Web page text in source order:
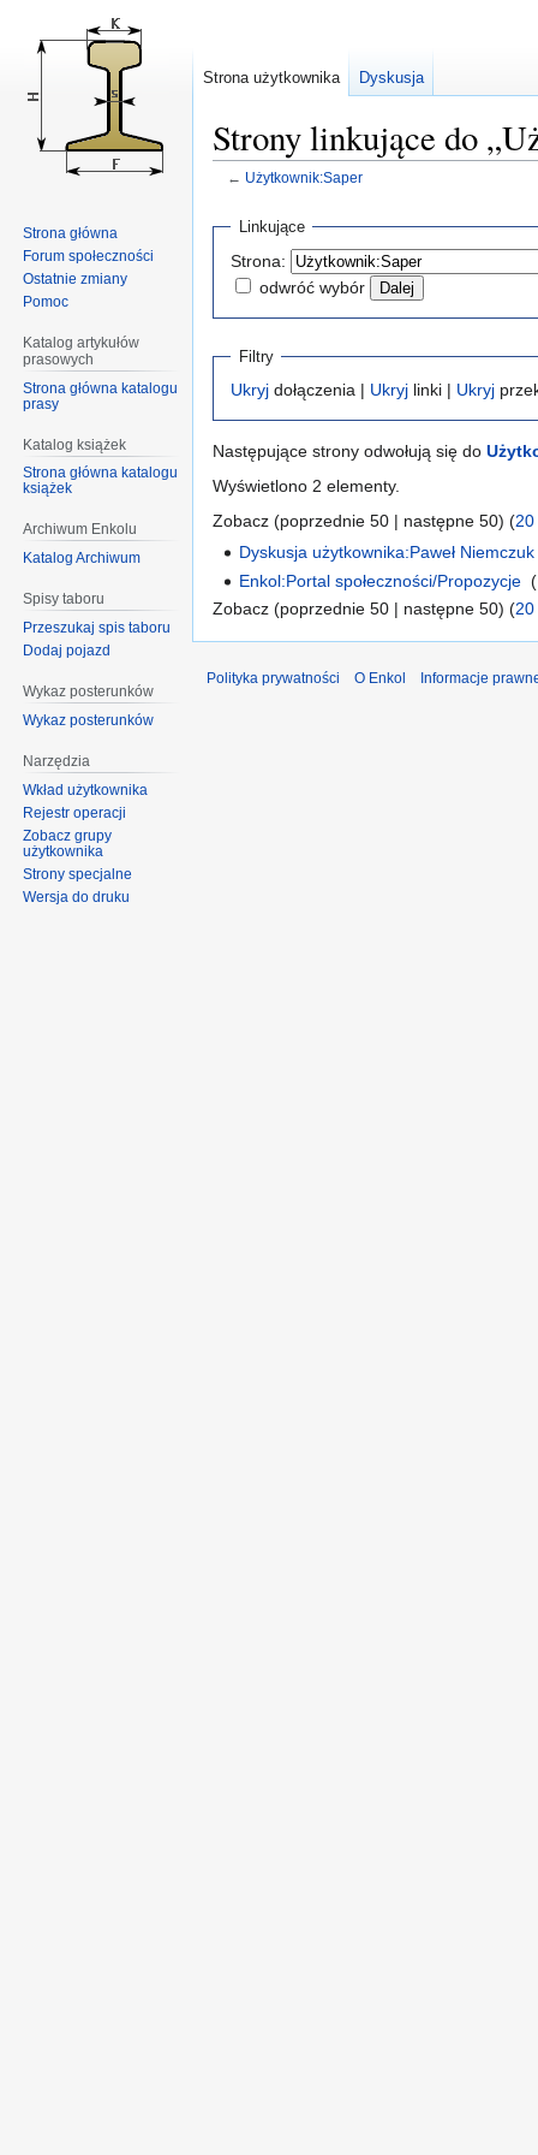
Strony linkujące do
← Użytkownik:Saper
Przejdź
nawigacji
Przejdź
wyszukiwania
Linkujące
Strona:
odwróć wybór
Filtry
Ukryj dołączenia | Ukryj linki | Ukryj
Następujące strony odwołują się do
Wyświetlono 2 elementy.
Zobacz (poprzednie 50 | następne 50) (20
Dyskusja użytkownika:Paweł Niemczuk
Enkol:Portal społeczności/Propozycje ‎(
Zobacz (poprzednie 50 | następne 50) (20
Strona użytkownika Dyskusja
Strona główna
Forum społeczności
Ostatnie zmiany
Pomoc
Katalog artykułów
prasowych
Strona główna katalogu
prasy
Katalog książek
Strona główna katalogu
książek
Archiwum Enkolu
Katalog Archiwum
Spisy taboru
Przeszukaj spis taboru
Dodaj pojazd
Wykaz posterunków
Wykaz posterunków
Narzędzia
Wkład użytkownika
Rejestr operacji
Zobacz grupy
użytkownika
Strony specjalne
Wersja do druku
Polityka prywatności O Enkol Informacje